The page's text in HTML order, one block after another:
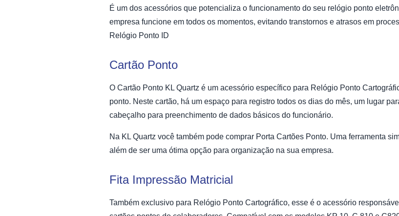
É um dos acessórios que potencializa o funcionamento do seu relógio ponto
empresa funcione em todos os momentos, evitando transtornos e atrasos em
Relógio Ponto ID
Cartão Ponto
O Cartão Ponto KL Quartz é um acessório específico para Relógio Ponto
ponto. Neste cartão, há um espaço para registro todos os dias do mês, um lugar
cabeçalho para preenchimento de dados básicos do funcionário.
Na KL Quartz você também pode comprar Porta Cartões Ponto. Uma ferramenta
além de ser uma ótima opção para organização na sua empresa.
Fita Impressão Matricial
Também exclusivo para Relógio Ponto Cartográfico, esse é o acessório